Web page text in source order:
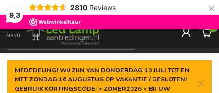
9,3
2810 Reviews ×
Gegarandeerde delaagste prijs
MENU
0
MEDEDELING! WIJ ZIJN VAN DONDERDAG 13 JULI TOT EN
MET ZONDAG 16 AUGUSTUS OP VAKANTIE / GESLOTEN!
GEBRUIK KORTINGSCODE: > ZOMER2026 < BIJ UW